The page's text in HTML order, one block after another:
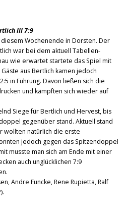
III 7:9
Wochenende in Dorsten. Der
war bei dem aktuell Tabellen-
wie erwartet startete das Spiel mit
aus Bertlich kamen jedoch
in Führung. Davon ließen sich die
und kämpften sich wieder auf
Siege für Bertlich und Hervest, bis
gegenüber stand. Aktuell stand
wollten natürlich die erste
jedoch gegen das Spitzendoppel
musste man sich am Ende mit einer
auch unglücklichen 7:9
Andre Funcke, Rene Rupietta, Ralf